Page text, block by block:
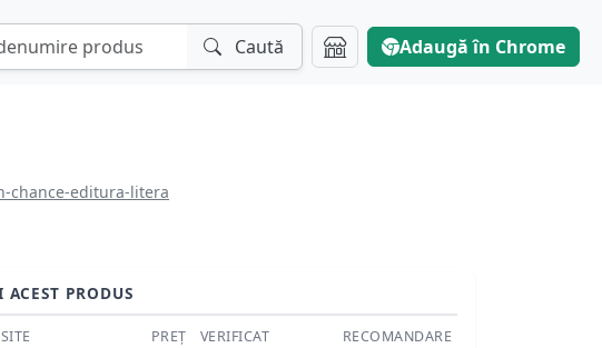
Caută Adaugă în Chrome
chance-editura-litera
ACEST PRODUS
SITE PREȚ VERIFICAT RECOMANDARE